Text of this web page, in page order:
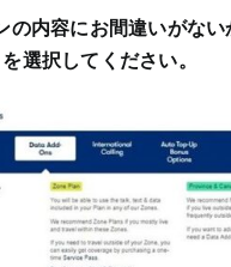
内容にお間違いがない
選択してください。